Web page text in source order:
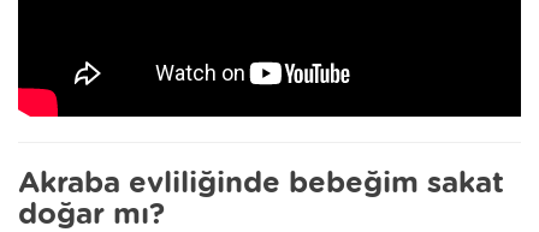
Akraba evliliğinde bebeğim sakat
doğar mı?